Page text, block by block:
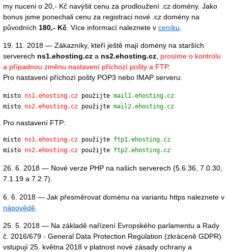
my nuceni o 20,- Kč navýšit cenu za prodloužení .cz domény. Jako
bonus jsme ponechali cenu za registraci nové .cz domény na
původních 180,- Kč . Více informací naleznete v ceníku
19. 11. 2018 — Zákazníky, kteří ještě mají domény na starších
serverech ns1.ehosting.cz a ns2.ehosting.cz, prosíme o kontrolu
a případnou změnu nastavení příchozí pošty a FTP.
Pro nastavení příchozí pošty POP3 nebo IMAP serveru:
místo ns1.ehosting.cz použijte mail1.ehosting.cz
místo ns2.ehosting.cz použijte mail2.ehosting.cz
Pro nastavení FTP:
místo ns1.ehosting.cz použijte ftp1.ehosting.cz
místo ns2.ehosting.cz použijte ftp2.ehosting.cz
26. 6. 2018 — Nové verze PHP na našich serverech (5.6.36, 7.0.30,
7.1.19 a 7.2.7).
6. 6. 2018 — Jak přesměrovat doménu na variantu https naleznete v
nápovědě
25. 5. 2018 — Na základě nařízení Evropského parlamentu a Rady
č. 2016/679 - General Data Protection Regulation (zkráceně GDPR)
vstupují 25. května 2018 v platnost nové zásady ochrany a